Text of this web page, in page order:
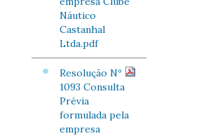
Náutico
Castanhal
Ltda.pdf
Resolução Nº
1093 Consulta
Prévia
formulada pela
empresa